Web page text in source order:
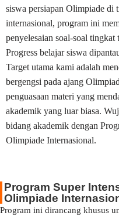
siswa persiapan Olimpiade di
internasional, program ini
penyelesaian soal-soal
Progress belajar siswa
Target utama kami adalah
bergengsi pada ajang
penguasaan materi yang
akademik yang luar biasa.
bidang akademik dengan
Olimpiade Internasional.
Program Super
Olimpiade
Program ini dirancang khusus